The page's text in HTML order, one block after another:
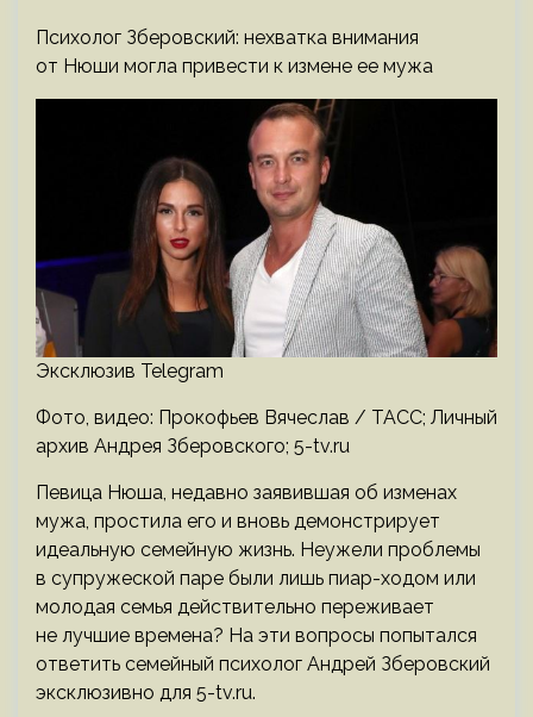
Психолог Зберовский: нехватка внимания
от Нюши могла привести к измене ее мужа
Эксклюзив Telegram
Фото, видео: Прокофьев Вячеслав / ТАСС; Личный
архив Андрея Зберовского; 5-tv.ru
Певица Нюша, недавно заявившая об изменах
мужа, простила его и вновь демонстрирует
идеальную семейную жизнь. Неужели проблемы
в супружеской паре были лишь пиар-ходом или
молодая семья действительно переживает
не лучшие времена? На эти вопросы попытался
ответить семейный психолог Андрей Зберовский
эксклюзивно для 5-tv.ru.